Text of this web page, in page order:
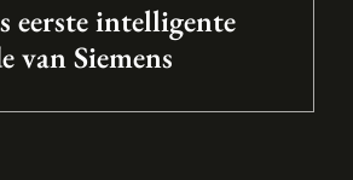
eerste intelligente
van Siemens